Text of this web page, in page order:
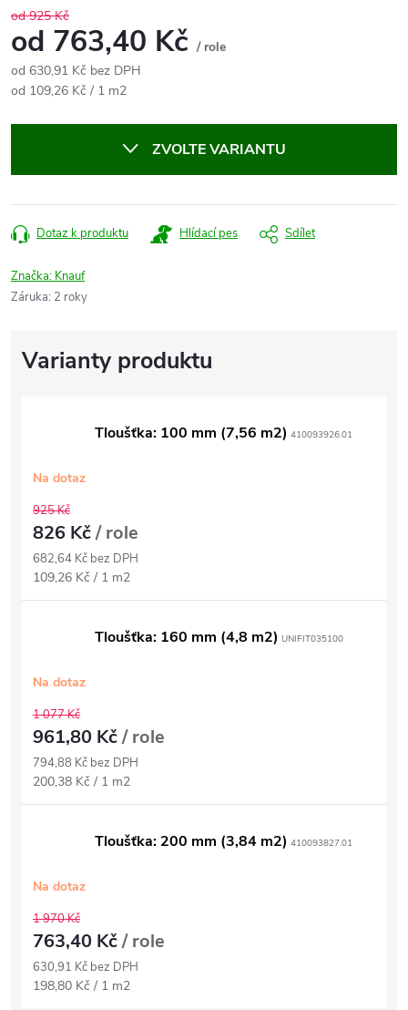
od 925 Kč
od 763,40 Kč / role
od 630,91 Kč bez DPH
Měrná
od 109,26 Kč / 1 m2
ZVOLTE VARIANTU
Dotaz k produktu Hlídací pes Sdílet
Značka: Knauf
Záruka: 2 roky
Tloušťka: 100 mm (7,56 m2) 410093926.01
Na dotaz
925 Kč
826 Kč/ role
682,64 Kč bez DPH
Měrná
cena:
109,26 Kč / 1 m2
Tloušťka: 160 mm (4,8 m2) UNIFIT035100
Na dotaz
1 077 Kč
961,80 Kč/ role
794,88 Kč bez DPH
Měrná
cena:
200,38 Kč / 1 m2
Tloušťka: 200 mm (3,84 m2) 410093827.01
Na dotaz
1 970 Kč
763,40 Kč/ role
630,91 Kč bez DPH
Měrná
198,80 Kč / 1 m2